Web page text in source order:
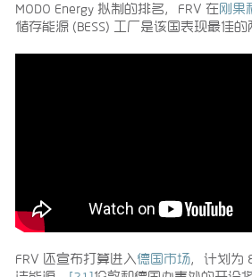
MODO Energy 拟制的排名，FRV 在刚果
储存能源 (BESS) 工厂是该国表现最佳
FRV 还宣布打算进入 德国市场，计划为